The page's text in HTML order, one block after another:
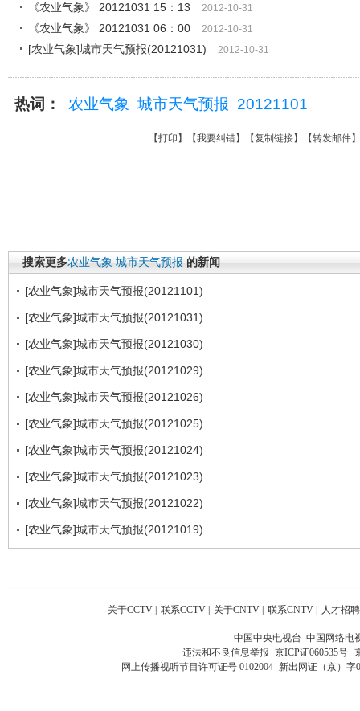
《农业气象》 20121031 15：13 2012-10-31
《农业气象》 20121031 06：00 2012-10-31
[农业气象]城市天气预报(20121031) 2012-10-31
热词： 农业气象 城市天气预报 20121101
【打印 】【我要纠错】【复制链接】【转发邮件
搜索更多农业气象 城市天气预报 的新闻
[农业气象]城市天气预报(20121101)
[农业气象]城市天气预报(20121031)
[农业气象]城市天气预报(20121030)
[农业气象]城市天气预报(20121029)
[农业气象]城市天气预报(20121026)
[农业气象]城市天气预报(20121025)
[农业气象]城市天气预报(20121024)
[农业气象]城市天气预报(20121023)
[农业气象]城市天气预报(20121022)
[农业气象]城市天气预报(20121019)
关于CCTV 联系CCTV 关于CNTV 联系CNTV 人才招聘
中国中央电视台 中国网络电
违法和不良信息举报 京ICP证060535号
网上传播视听节目许可证号 0102004 新出网证（京）